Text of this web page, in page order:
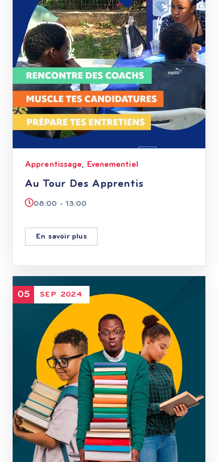
Apprentissage, Evenementiel
Au Tour Des Apprentis
08:00 - 13:00
En savoir plus
05 SEP 2024